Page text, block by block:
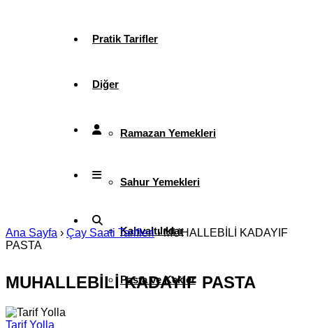
Pratik Tarifler
Diğer
Ramazan Yemekleri
Sahur Yemekleri
Kahvaltılıklar
Pasta ve Kekler
Ana Sayfa › Çay Saati Tarifleri›MUHALLEBİLİ KADAYIF
PASTA
MUHALLEBİLİ KADAYIF PASTA
Tarif Yolla